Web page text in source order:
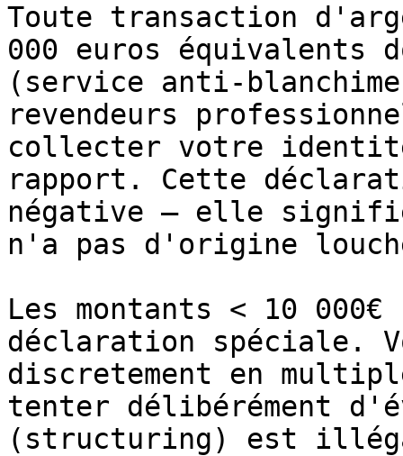
Toute transaction
000 euros
(service anti-
revendeurs
collecter votre
rapport. Cette
négative – elle
n'a pas d'origine
Les montants < 10
déclaration spéciale.
discretement en
tenter délibérément
(structuring) est